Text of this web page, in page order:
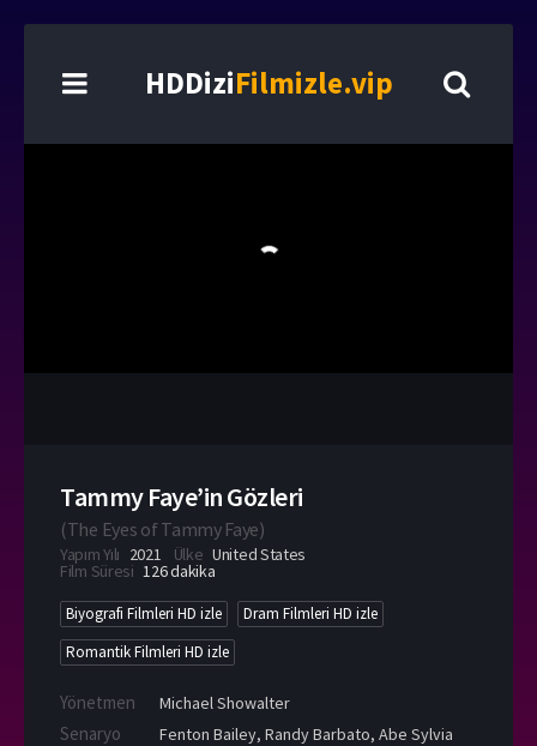
HDDiziFilmizle.vip
Tammy Faye’in Gözleri
(The Eyes of Tammy Faye)
Yapım Yılı 2021 Ülke United States
Film Süresi 126 dakika
Biyografi Filmleri HD izle
Dram Filmleri HD izle
Romantik Filmleri HD izle
Yönetmen Michael Showalter
Senaryo Fenton Bailey, Randy Barbato, Abe Sylvia